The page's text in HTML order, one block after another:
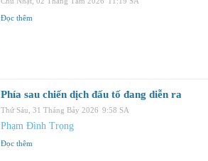
Đọc thêm
Phía sau chiến dịch đấu tố đang diễn ra
Thứ Sáu, 31 Tháng Bảy 2026 9:58 SA
Phạm Đình Trọng
Đọc thêm